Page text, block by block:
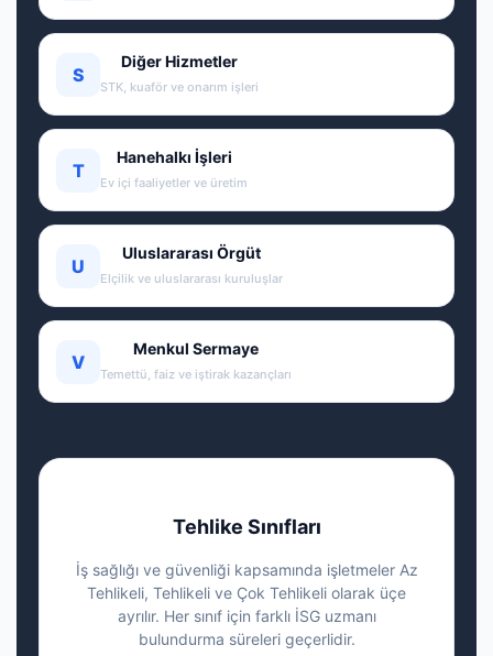
S
Diğer Hizmetler
STK, kuaför ve onarım işleri
T
Hanehalkı İşleri
Ev içi faaliyetler ve üretim
U
Uluslararası Örgüt
Elçilik ve uluslararası kuruluşlar
V
Menkul Sermaye
Temettü, faiz ve iştirak kazançları
Tehlike Sınıfları
İş sağlığı ve güvenliği kapsamında işletmeler Az
Tehlikeli, Tehlikeli ve Çok Tehlikeli olarak üçe
ayrılır. Her sınıf için farklı İSG uzmanı
bulundurma süreleri geçerlidir.